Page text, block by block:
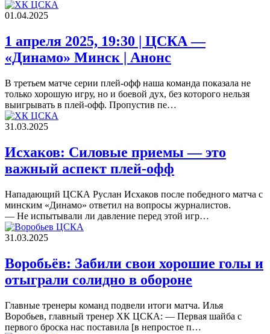
01.04.2025
1 апреля 2025, 19:30 | ЦСКА —
«Динамо» Минск | Анонс
В третьем матче серии плей-офф наша команда показала не
только хорошую игру, но и боевой дух, без которого нельзя
выигрывать в плей-офф. Пропустив пе…
31.03.2025
Исхаков: Силовые приемы — это
важный аспект плей‑офф
Нападающий ЦСКА Руслан Исхаков после победного матча с
минским «Динамо» ответил на вопросы журналистов.
— Не испытывали ли давление перед этой игр…
31.03.2025
Воробьёв: Забили свои хорошие голы и
отыграли солидно в обороне
Главные тренеры команд подвели итоги матча. Илья
Воробьев, главный тренер ХК ЦСКА: — Первая шайба с
первого броска нас поставила [в непростое п…